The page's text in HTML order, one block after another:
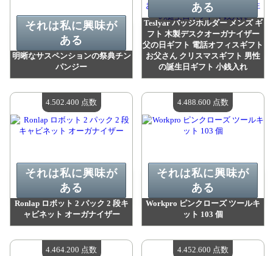
明晰なサスペンションの祭典チン
パンジー
利用可能な数量：4
それは私に興味が
ある
Teslyar バッジホルダー メンズ ギ
フト 木製デスクオーガナイザー
父の日ギフト 電話オフィスギフト
お父さん クリスマスギフト 男性
の誕生日ギフト 小銭入れ
利用可能な数量：4
ある
Ronlap ロボット 2 パック 2 段キ
ャビネット オーガナイザー
利用可能な数量：4
それは私に興味が
ある
4.502.400 点数
Workpro ピンクローズ ツールキ
ット 103 個
利用可能な数量：4
それは私に興味が
ある
4.488.600 点数
4.464.200 点数 4.452.600 点数